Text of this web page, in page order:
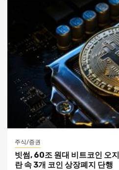
주식/증권
빗썸, 60조 원대 비트코인 오
란 속 3개 코인 상장폐지 단행